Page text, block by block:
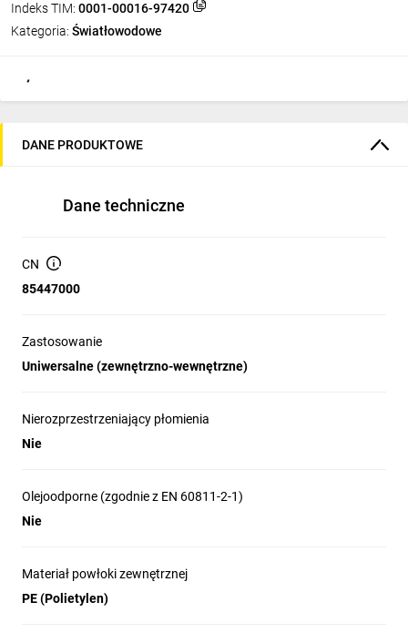
Indeks TIM: 0001-00016-97420
Kategoria: Światłowodowe
DANE PRODUKTOWE
Dane techniczne
CN
85447000
Zastosowanie
Uniwersalne (zewnętrzno-wewnętrzne)
Nierozprzestrzeniający płomienia
Nie
Olejoodporne (zgodnie z EN 60811-2-1)
Nie
Materiał powłoki zewnętrznej
PE (Polietylen)